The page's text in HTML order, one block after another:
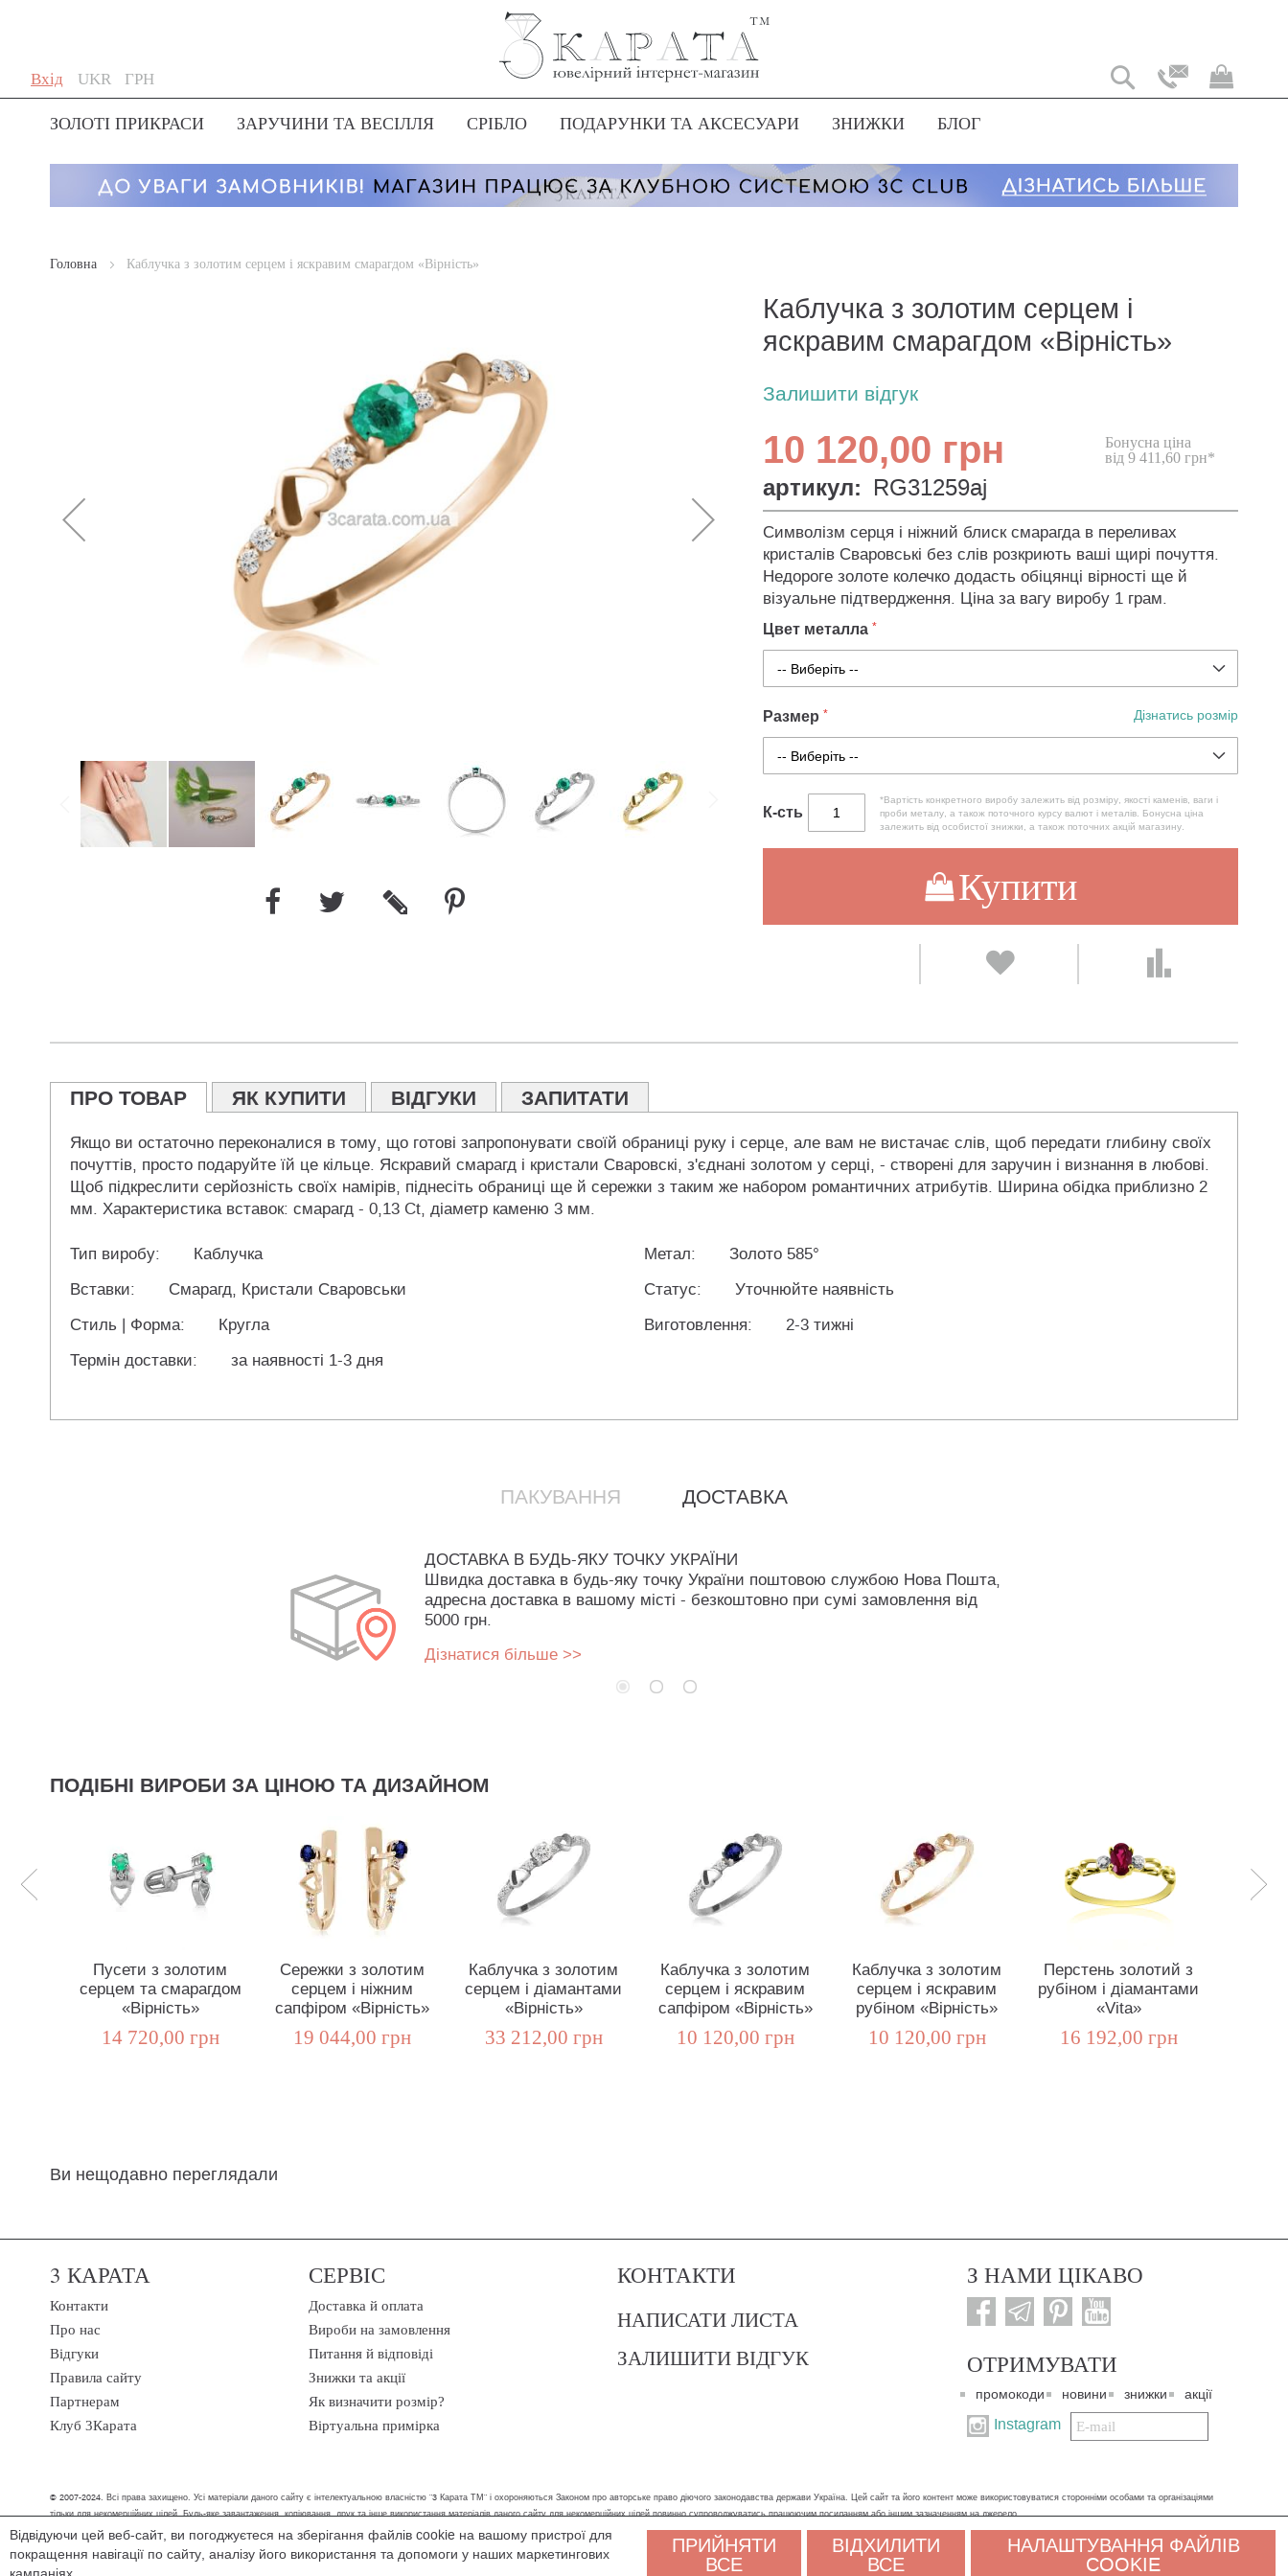
Вхід
Skip
to
Content
Мова
UKR
Мій
Валюта
ГРН
ЗОЛОТІ ПРИКРАСИ ЗАРУЧИНИ ТА ВЕСІЛЛЯ СРІБЛО ПОДАРУНКИ ТА АКСЕСУАРИ ЗНИЖКИ БЛОГ
Головна Каблучка з золотим серцем і яскравим смарагдом «Вірність»
Каблучка з золотим серцем і
яскравим смарагдом «Вірність»
Залишити відгук
10 120,00 грн
Бонусна ціна
від 9 411,60 грн*
артикул: RG31259aj
Символізм серця і ніжний блиск смарагда в переливах
кристалів Сваровські без слів розкриють ваші щирі почуття.
Недороге золоте колечко додасть обіцянці вірності ще й
візуальне підтвердження. Ціна за вагу виробу 1 грам.
Цвет металла
Размер Дізнатись розмір
К-сть
*Вартість конкретного виробу залежить від розміру, якості каменів, ваги і
проби металу, а також поточного курсу валют і металів. Бонусна ціна
залежить від особистої знижки, а також поточних акцій магазину.
Купити
ПРО ТОВАР ЯК КУПИТИ ВІДГУКИ ЗАПИТАТИ
Якщо ви остаточно переконалися в тому, що готові запропонувати своїй обраниці руку і серце, але вам не вистачає слів, щоб передати глибину своїх
почуттів, просто подаруйте їй це кільце. Яскравий смарагд і кристали Сваровскі, з'єднані золотом у серці, - створені для заручин і визнання в любові.
Щоб підкреслити серйозність своїх намірів, піднесіть обраниці ще й сережки з таким же набором романтичних атрибутів. Ширина обідка приблизно 2
мм. Характеристика вставок: смарагд - 0,13 Ct, діаметр каменю 3 мм.
Тип виробу: Каблучка Метал:
Золото 585°
Вставки:
Смарагд, Кристали Сваровськи Статус:
Уточнюйте наявність
Стиль | Форма:
Кругла Виготовлення:
2-3 тижні
Термін доставки:
за наявності 1-3 дня
ПАКУВАННЯ ДОСТАВКА
ДОСТАВКА В БУДЬ-ЯКУ ТОЧКУ УКРАЇНИ
Швидка доставка в будь-яку точку України поштовою службою Нова Пошта,
адресна доставка в вашому місті - безкоштовно при сумі замовлення від
5000 грн.
Дізнатися більше >>
ПОДІБНІ ВИРОБИ ЗА ЦІНОЮ ТА ДИЗАЙНОМ
Пусети з золотим
серцем та смарагдом
«Вірність»
14 720,00 грн
Сережки з золотим
серцем і ніжним
сапфіром «Вірність»
19 044,00 грн
Каблучка з золотим
серцем і діамантами
«Вірність»
33 212,00 грн
Каблучка з золотим
серцем і яскравим
сапфіром «Вірність»
10 120,00 грн
Каблучка з золотим
серцем і яскравим
рубіном «Вірність»
10 120,00 грн
Перстень золотий з
рубіном і діамантами
«Vita»
16 192,00 грн
Ви нещодавно переглядали
3 КАРАТА
Контакти
Про нас
Відгуки
Правила сайту
Партнерам
Клуб 3Карата
СЕРВІС
Доставка й оплата
Вироби на замовлення
Питання й відповіді
Знижки та акції
Як визначити розмір?
Віртуальна примірка
КОНТАКТИ
НАПИСАТИ ЛИСТА
ЗАЛИШИТИ ВІДГУК
З НАМИ ЦІКАВО
ОТРИМУВАТИ
промокоди новини знижки акції
Instagram
Подписаться
на
© 2007-2024. Всі права захищено. Усі матеріали даного сайту є інтелектуальною власністю "3 Карата ТМ" і охороняються Законом про авторське право діючого законодавства держави Україна. Цей сайт та його контент може використовуватися сторонніми особами та організаціями
тільки для некомерційних цілей. Будь-яке завантаження, копіювання, друк та інше використання матеріалів даного сайту для некомерційних цілей повинно супроводжуватись працюючим посиланням або іншим зазначенням на джерело.
Ми обробляємо персональні дані (cookies, IP-адреса, місце розташування), щоб вам було зручніше користуватися сайтом. Залишаючись на сайті, ви погоджуєтеся на обробку персональних даних. Якщо ви не згодні, будь ласка, покиньте сайт і зв'яжіться з нами будь-яким
зручним способом, ми допоможемо знайти рішення.
Відвідуючи цей веб-сайт, ви погоджуєтеся на зберігання файлів cookie на вашому пристрої для
покращення навігації по сайту, аналізу його використання та допомоги у наших маркетингових
ПРИЙНЯТИ
ВСЕ
ВІДХИЛИТИ
ВСЕ
НАЛАШТУВАННЯ ФАЙЛІВ
COOKIE